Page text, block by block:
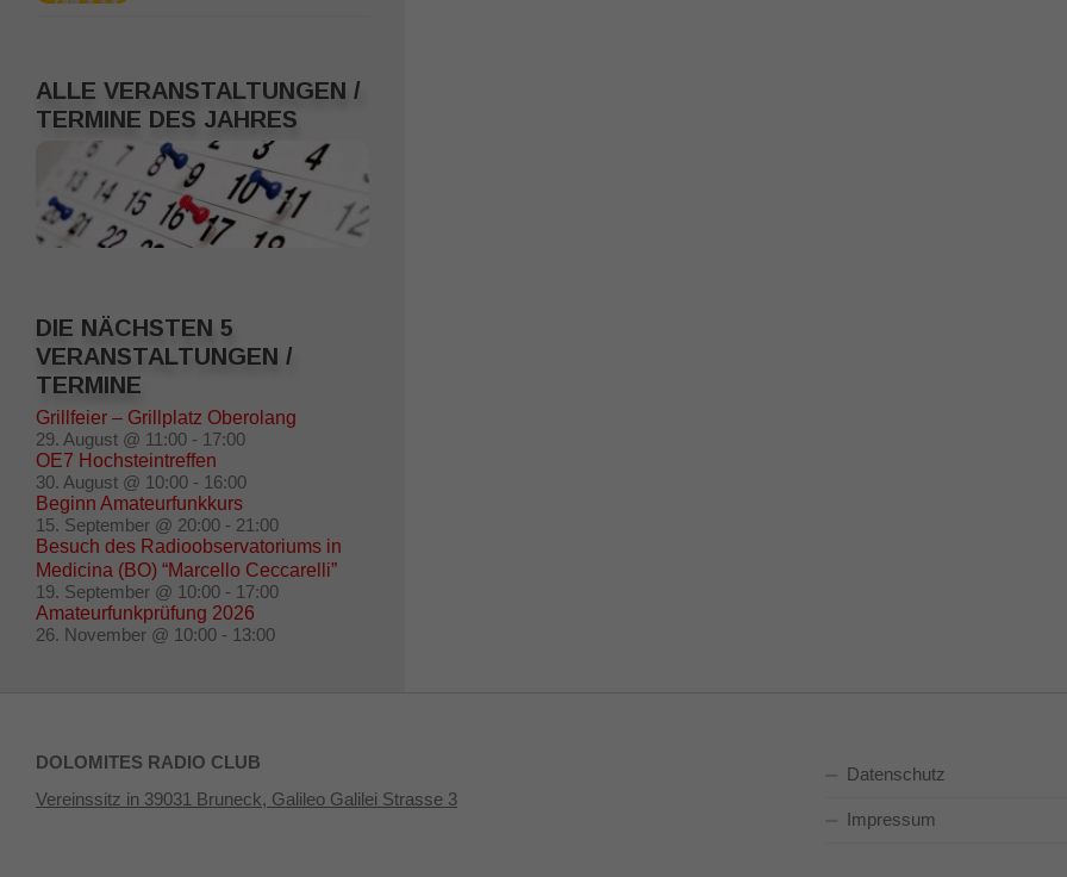
ALLE VERANSTALTUNGEN /
TERMINE DES JAHRES
DIE NÄCHSTEN 5
VERANSTALTUNGEN /
TERMINE
Grillfeier – Grillplatz Oberolang
29. August @ 11:00 - 17:00
OE7 Hochsteintreffen
30. August @ 10:00 - 16:00
Beginn Amateurfunkkurs
15. September @ 20:00 - 21:00
Besuch des Radioobservatoriums in
Medicina (BO) “Marcello Ceccarelli”
19. September @ 10:00 - 17:00
Amateurfunkprüfung 2026
26. November @ 10:00 - 13:00
DOLOMITES RADIO CLUB
Vereinssitz in 39031 Bruneck, Galileo Galilei Strasse 3
Datenschutz
Impressum